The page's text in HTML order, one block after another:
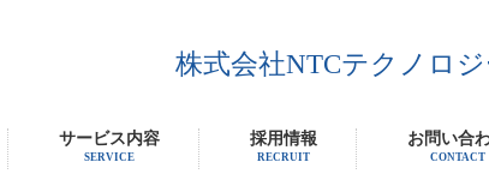
株式会社NTCテクノロジ
サービス内容
SERVICE
採用情報
RECRUIT
お問い合
CONTACT